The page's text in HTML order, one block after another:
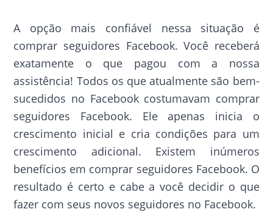
A opção mais confiável nessa situação é
comprar seguidores Facebook. Você receberá
exatamente o que pagou com a nossa
assistência! Todos os que atualmente são bem-
sucedidos no Facebook costumavam comprar
seguidores Facebook. Ele apenas inicia o
crescimento inicial e cria condições para um
crescimento adicional. Existem inúmeros
benefícios em comprar seguidores Facebook. O
resultado é certo e cabe a você decidir o que
fazer com seus novos seguidores no Facebook.